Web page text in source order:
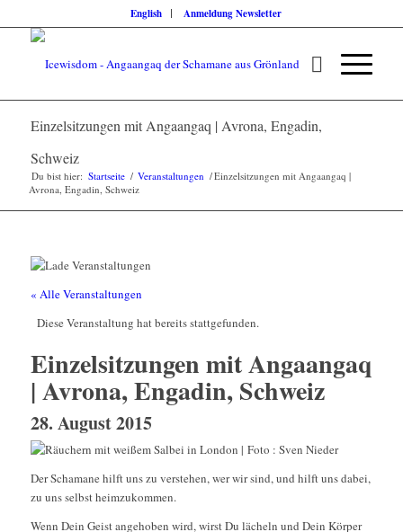
English Anmeldung Newsletter
Einzelsitzungen mit Angaangaq | Avrona, Engadin,
Schweiz
Du bist hier: Startseite / Veranstaltungen /Einzelsitzungen mit Angaangaq |
Avrona, Engadin, Schweiz
« Alle Veranstaltungen
Diese Veranstaltung hat bereits stattgefunden.
Einzelsitzungen mit Angaangaq
| Avrona, Engadin, Schweiz
28. August 2015
Der Schamane hilft uns zu verstehen, wer wir sind, und hilft uns dabei,
zu uns selbst heimzukommen.
Wenn Dein Geist angehoben wird, wirst Du lächeln und Dein Körper